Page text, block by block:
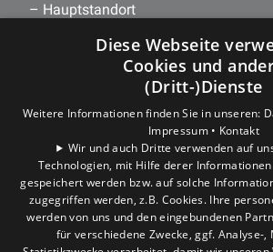
– Hauptstandort
Um externe HTML-Inhalte
wir Ihre Einwilligung.
Weitere Informationen finden Sie
Datenschutzerklärung.
COOKIE-EINSTELLUNGEN
Diese Webseite
Cookies und
(Dritt-)Dienste
Weitere Informationen finden Sie in unseren:
Impressum • Kontakt
Wir und auch Dritte verwenden auf
Technologien, mit Hilfe derer
gespeichert werden bzw. auf solche
zugegriffen werden, z.B. Cookies. Ihre
werden von uns und den eingebundenen
für verschiedene Zwecke, ggf. Analyse-,